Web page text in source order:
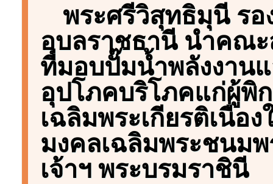
พระศรีวิสุทธิมุนี ร
อุบลราชธานี นำคณ
ที่มอบปั๊มน้ำพลังงาน
อุปโภคบริโภคแก่ผู้พิ
เฉลิมพระเกียรติเนื่อ
มงคลเฉลิมพระชนมพ
เจ้าฯ พระบรมราชินี